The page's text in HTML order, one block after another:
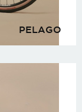
PELAGO